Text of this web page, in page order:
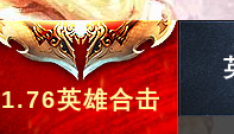
1.76英雄合击